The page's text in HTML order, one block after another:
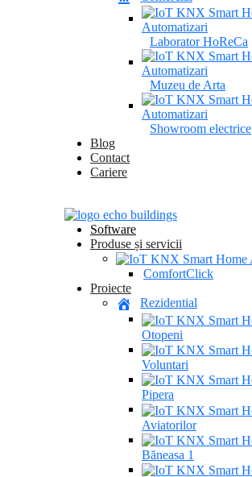
Laborator HoReCa
Muzeu de Arta
Showroom electrice
Blog
Contact
Cariere
Software
Produse și servicii
ComfortClick
Proiecte
Rezidential
Otopeni
Voluntari
Pipera
Aviatorilor
Băneasa 1